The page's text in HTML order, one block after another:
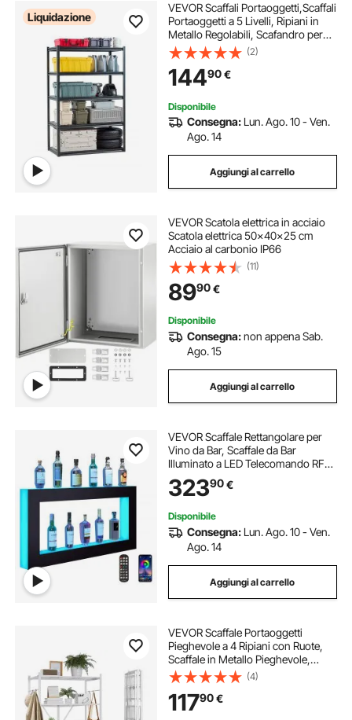
Liquidazione
VEVOR Scaffali Portaoggetti,Scaffali
Portaoggetti a 5 Livelli, Ripiani in
Metallo Regolabili, Scafandro per
Cucina, Magazzino, Seminterrato,
Nero 1361 kg, 609,6 x 1219,2 x
1828,8 mm
(2)
14490€
Disponibile
Consegna: Lun. Ago. 10 - Ven.
Ago. 14
Aggiungi al carrello
VEVOR Scatola elettrica in acciaio
Scatola elettrica 50x40x25 cm
Acciaio al carbonio IP66
(11)
8990€
Disponibile
Consegna:non appena Sab.
Ago. 15
Aggiungi al carrello
VEVOR Scaffale Rettangolare per
Vino da Bar, Scaffale da Bar
Illuminato a LED Telecomando RF
Controllo App, Mensola a Cornice
Portabottiglie da Bar Illuminazione
1210x600x114mm
32390€
Disponibile
Consegna: Lun. Ago. 10 - Ven.
Ago. 14
Aggiungi al carrello
VEVOR Scaffale Portaoggetti
Pieghevole a 4 Ripiani con Ruote,
Scaffale in Metallo Pieghevole,
Robusto, Senza Montaggio, Ideale
per Garage, Cucina, Bianco,
Capacità 90,7 kg 530 x 910 x 1520
mm
(4)
11790€